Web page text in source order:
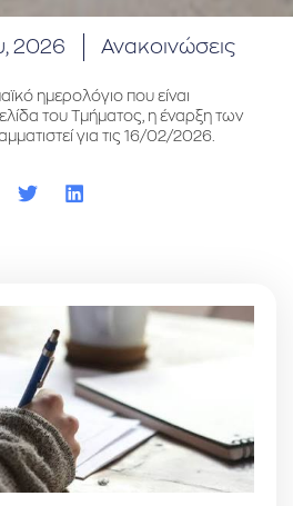
2026 Ανακοινώσεις
ημερολόγιο που είναι
του Τμήματος, η έναρξη των
για τις 16/02/2026.